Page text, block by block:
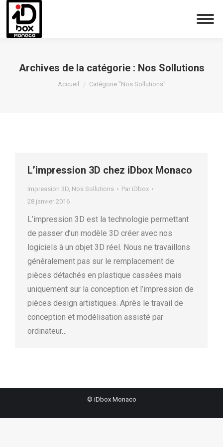
Archives de la catégorie : Nos Sollutions
Vous êtes ici :
Accueil Catégorie "Nos Sollutions"
L’impression 3D chez iDbox Monaco
Impression 3D, Nos Sollutions Par iDbox
28 janvier 2016
L’impression 3D est la technologie permettant
de passer d’un modèle 3D créer avec nos
logiciels à un objet 3D réel. Nous ne travaillons
généralement pas sur le remplacement de
pièces détachés en plastique cassées mais
uniquement sur la conception et l’impression de
pièces design artistiques. Après le travail de
conception et modélisation assisté par
ordinateur…
© iDbox Monaco